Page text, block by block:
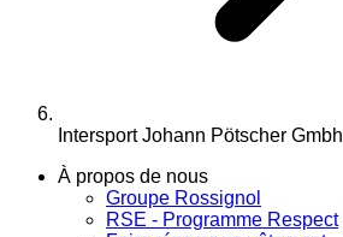
Intersport Johann Pötscher Gmbh
À propos de nous
Groupe Rossignol
RSE - Programme Respect